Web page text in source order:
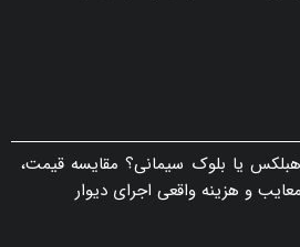
یا بلوک سیمانی؟ مقایسه قیمت،
و هزینه واقعی اجرای دیوار